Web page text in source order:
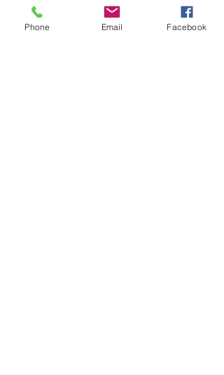
Gran Bretagna
Ucraina
Phone Email Facebook